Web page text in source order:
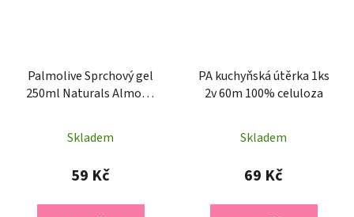
Palmolive Sprchový gel
250ml Naturals Almond
Skladem
59 Kč
PA kuchyňská útěrka 1ks
2v 60m 100% celuloza
Skladem
69 Kč